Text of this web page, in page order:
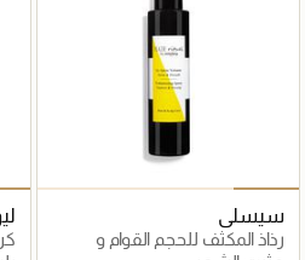
سيسلي
رذاذ المكثف للحجم القوام و